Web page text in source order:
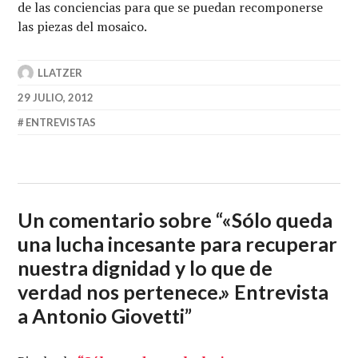
de las conciencias para que se puedan recomponerse
las piezas del mosaico.
LLATZER
29 JULIO, 2012
ENTREVISTAS
Un comentario sobre “«Sólo queda
una lucha incesante para recuperar
nuestra dignidad y lo que de
verdad nos pertenece.» Entrevista
a Antonio Giovetti”